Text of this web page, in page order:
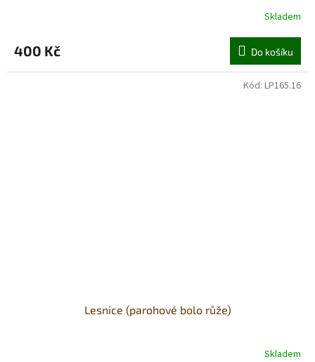
Skladem
400 Kč Do košíku
Lesnice (parohové bolo růže)
Skladem
Kód: LP165.16